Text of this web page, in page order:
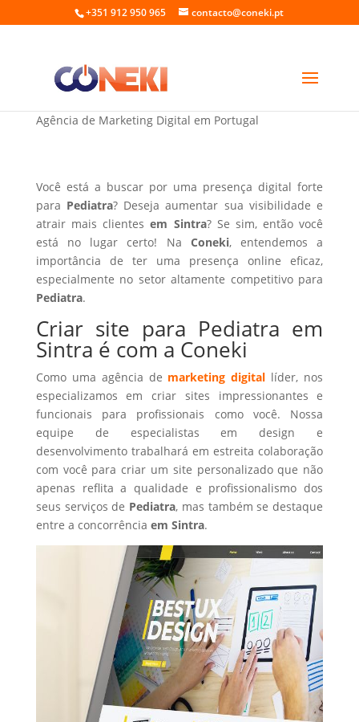
+351 912 950 965 contacto@coneki.pt
Criar site para Pediatra em Sintra
Agência de Marketing Digital em Portugal
Você está a buscar por uma presença digital forte
para Pediatra? Deseja aumentar sua visibilidade e
atrair mais clientesem Sintra? Se sim, então você
está no lugar certo! Na Coneki, entendemos a
importância de ter uma presença online eficaz,
especialmente no setor altamente competitivo para
Pediatra.
Criar site para Pediatra em
Sintra é com a Coneki
Como uma agência de marketing digital líder, nos
especializamos em criar sites impressionantes e
funcionais para profissionais como você. Nossa
equipe de especialistas em design e
desenvolvimento trabalhará em estreita colaboração
com você para criar um site personalizado que não
apenas reflita a qualidade e profissionalismo dos
seus serviços de Pediatra, mas também se destaque
entre a concorrência em Sintra.